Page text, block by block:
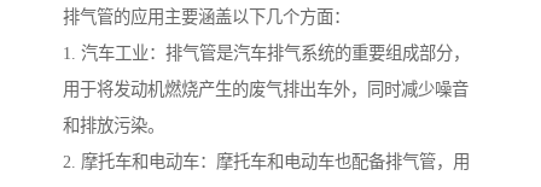
排气管的应用主要涵盖以下几个方面：
1. 汽车工业：排气管是汽车排气系统的重要组成部分，
用于将发动机燃烧产生的废气排出车外，同时减少噪音
和排放污染。
2. 摩托车和电动车：摩托车和电动车也配备排气管，用